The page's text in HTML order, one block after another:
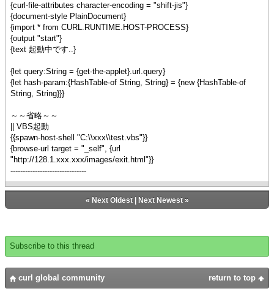
{curl-file-attributes character-encoding = "shift-jis"}
{document-style PlainDocument}
{import * from CURL.RUNTIME.HOST-PROCESS}
{output "start"}
{text 起動中です..}
{let query:String = {get-the-applet}.url.query}
{let hash-param:{HashTable-of String, String} = {new {HashTable-of
String, String}}}
～～省略～～
|| VBS起動
{{spawn-host-shell "C:\\xxx\\test.vbs"}}
{browse-url target = "_self", {url
"http://128.1.xxx.xxx/images/exit.html"}}
-------------------------------
« Next Oldest| Next Newest»
Subscribe to this thread
return to top
curl global community